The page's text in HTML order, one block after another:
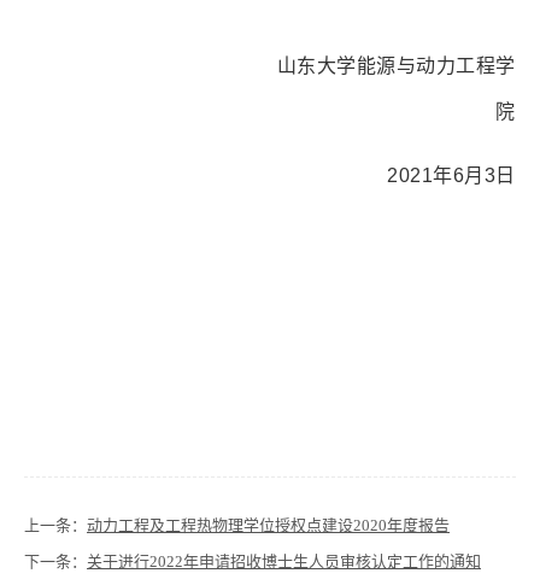
山东大学能源与动力工程学
院
2021年6月 3 日
上一条： 动力工程及工程热物理学位授权点建设2020年度报告
下一条： 关于进行2022年申请招收博士生人员审核认定工作的通知